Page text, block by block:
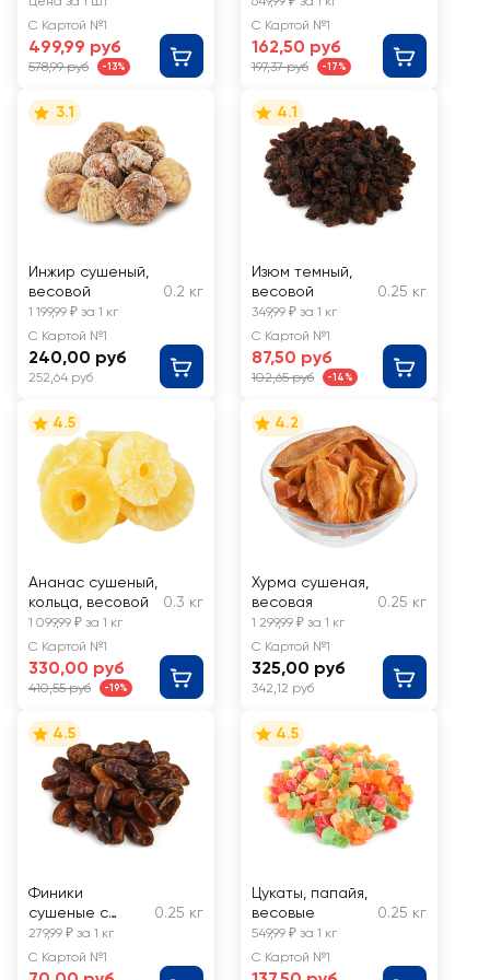
С Картой №1
499,99 руб
578,99 руб -13%
С Картой №1
162,50 руб
197,37 руб -17%
3.1
Инжир сушеный,
весовой
0.2 кг
1 199,99 ₽ за 1 кг
С Картой №1
240,00 руб
252,64 руб
4.1
Изюм темный,
весовой
0.25 кг
349,99 ₽ за 1 кг
С Картой №1
87,50 руб
102,65 руб -14%
4.5
Ананас сушеный,
кольца, весовой
0.3 кг
1 099,99 ₽ за 1 кг
С Картой №1
330,00 руб
410,55 руб -19%
4.2
Хурма сушеная,
весовая
0.25 кг
1 299,99 ₽ за 1 кг
С Картой №1
325,00 руб
342,12 руб
4.5
Финики
сушеные с
косточкой,
весовые
0.25 кг
279,99 ₽ за 1 кг
С Картой №1
4.5
Цукаты, папайя,
весовые
0.25 кг
549,99 ₽ за 1 кг
С Картой №1